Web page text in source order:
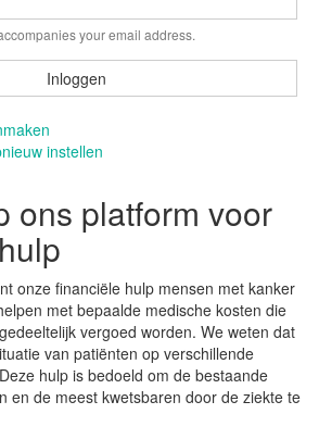
your email address.
Inloggen
instellen
ons platform voor
onze financiële hulp mensen met kanker
met bepaalde medische kosten die
vergoed worden. We weten dat
van patiënten op verschillende
hulp is bedoeld om de bestaande
en de meest kwetsbaren door de ziekte te